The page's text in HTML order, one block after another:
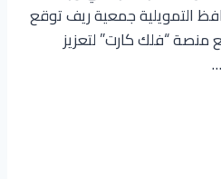
التمويلية جمعية ريف توقع
منصة “فلك كارت” لتعزيز